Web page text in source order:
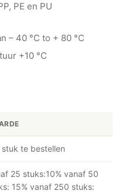
PE en PU
– 40 °C to + 80 °C
+10 °C
stuk te bestellen
25 stuks:10% vanaf 50
15% vanaf 250 stuks: